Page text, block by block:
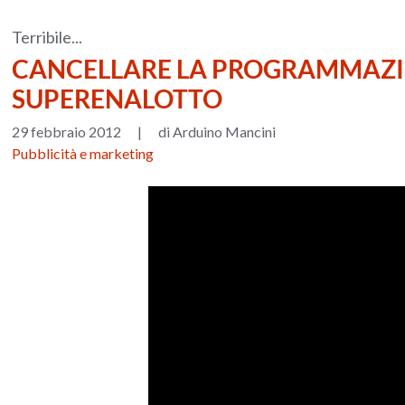
Terribile...
CANCELLARE LA
SUPERENALOTTO
29 febbraio 2012 |
di Arduino Mancini
Pubblicità e marketing